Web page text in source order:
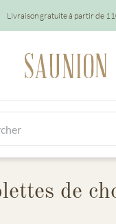
Livraison gratuite à partir de
de